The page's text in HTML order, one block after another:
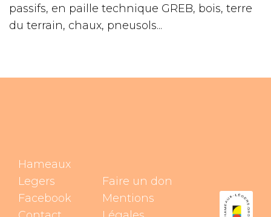
passifs, en paille technique GREB, bois, terre
du terrain, chaux, pneusols...
Hameaux
Legers
Facebook
Faire un don
Mentions